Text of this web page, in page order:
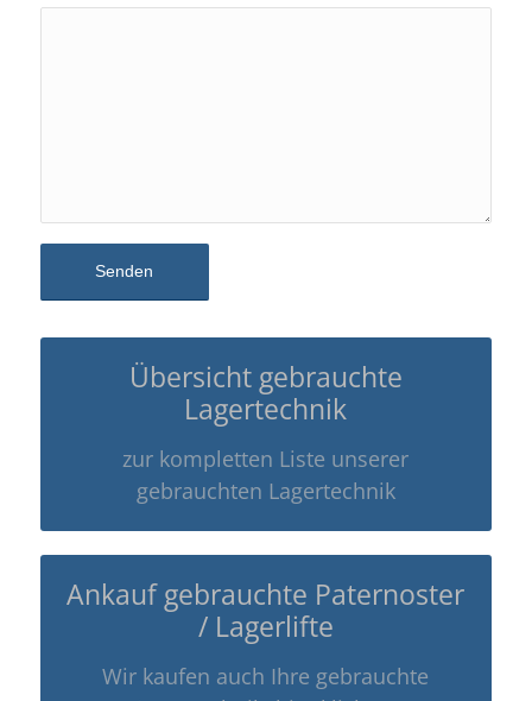
Übersicht gebrauchte
Lagertechnik
zur kompletten Liste unserer
gebrauchten Lagertechnik
Ankauf gebrauchte Paternoster
/ Lagerlifte
Wir kaufen auch Ihre gebrauchte